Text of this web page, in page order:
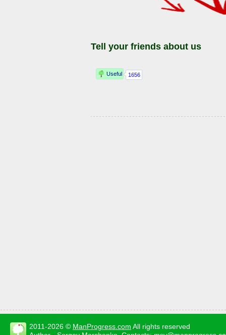
Tell your friends about us
2011-2026 © ManProgress.com All rights reserved